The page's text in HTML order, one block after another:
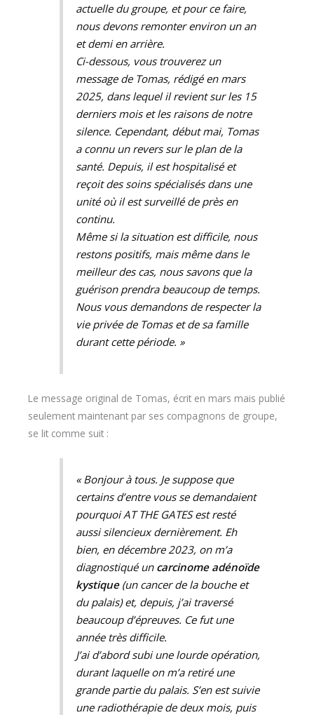
actuelle du groupe, et pour ce faire,
nous devons remonter environ un an
et demi en arrière.
Ci-dessous, vous trouverez un
message de Tomas, rédigé en mars
2025, dans lequel il revient sur les 15
derniers mois et les raisons de notre
silence. Cependant, début mai, Tomas
a connu un revers sur le plan de la
santé. Depuis, il est hospitalisé et
reçoit des soins spécialisés dans une
unité où il est surveillé de près en
continu.
Même si la situation est difficile, nous
restons positifs, mais même dans le
meilleur des cas, nous savons que la
guérison prendra beaucoup de temps.
Nous vous demandons de respecter la
vie privée de Tomas et de sa famille
durant cette période. »
Le message original de Tomas, écrit en mars mais publié
seulement maintenant par ses compagnons de groupe,
se lit comme suit :
« Bonjour à tous. Je suppose que
certains d’entre vous se demandaient
pourquoi AT THE GATES est resté
aussi silencieux dernièrement. Eh
bien, en décembre 2023, on m’a
diagnostiqué un carcinome adénoïde
kystique(un cancer de la bouche et
du palais) et, depuis, j’ai traversé
beaucoup d’épreuves. Ce fut une
année très difficile.
J’ai d’abord subi une lourde opération,
durant laquelle on m’a retiré une
grande partie du palais. S’en est suivie
une radiothérapie de deux mois, puis